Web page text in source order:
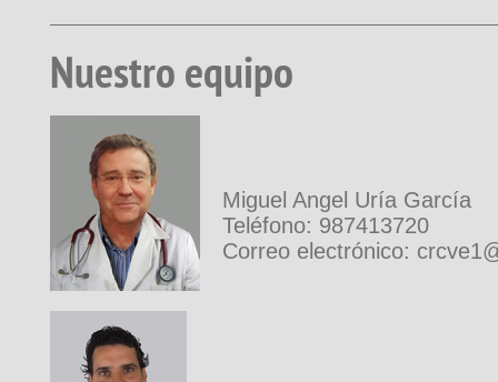
Nuestro equipo
Miguel Angel Uría García
Teléfono: 987413720
Correo electrónico: